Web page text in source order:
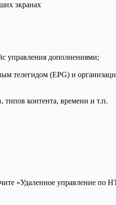
экранах
управления дополнениями;
телегидом (EPG) и
типов контента, времени и т.п.
«Удаленное управление по